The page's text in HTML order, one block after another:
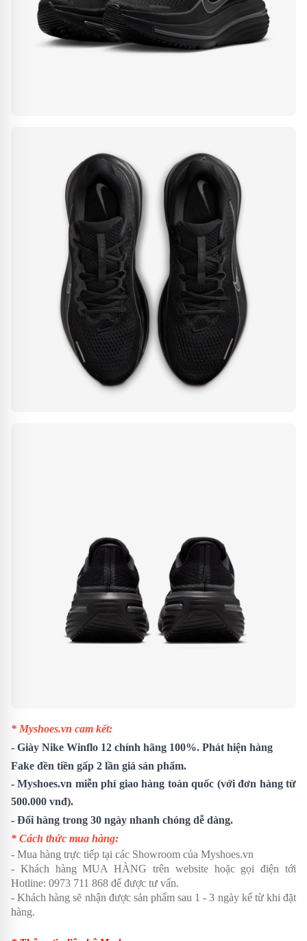
* Myshoes.vn cam kết:
- Giày Nike Winflo 12 chính hãng 100%. Phát hiện hàng
Fake đền tiền gấp 2 lần giá sản phẩm.
- Myshoes.vn miễn phí giao hàng toàn quốc (với đơn hàng từ
500.000 vnđ).
- Đổi hàng trong 30 ngày nhanh chóng dễ dàng.
* Cách thức mua hàng:
- Mua hàng trực tiếp tại các Showroom của Myshoes.vn
- Khách hàng MUA HÀNG trên website hoặc gọi điện tới
Hotline: 0973 711 868 để được tư vấn.
- Khách hàng sẽ nhận được sản phẩm sau 1 - 3 ngày kể từ khi đặt
hàng.